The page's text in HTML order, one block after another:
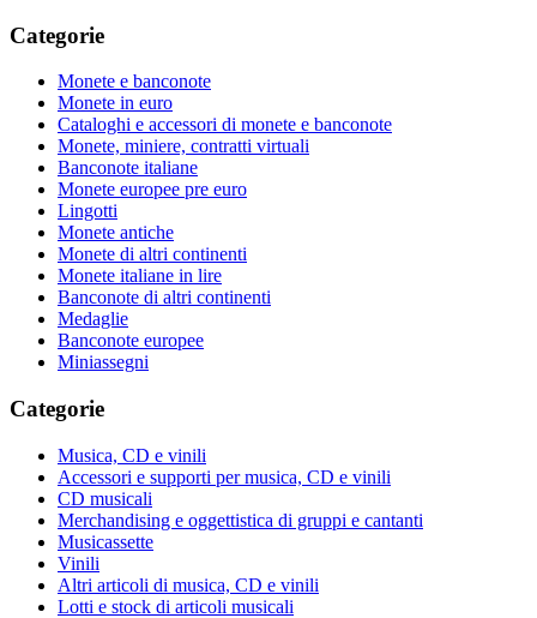
Categorie
Monete e banconote
Monete in euro
Cataloghi e accessori di monete e banconote
Monete, miniere, contratti virtuali
Banconote italiane
Monete europee pre euro
Lingotti
Monete antiche
Monete di altri continenti
Monete italiane in lire
Banconote di altri continenti
Medaglie
Banconote europee
Miniassegni
Categorie
Musica, CD e vinili
Accessori e supporti per musica, CD e vinili
CD musicali
Merchandising e oggettistica di gruppi e cantanti
Musicassette
Vinili
Altri articoli di musica, CD e vinili
Lotti e stock di articoli musicali